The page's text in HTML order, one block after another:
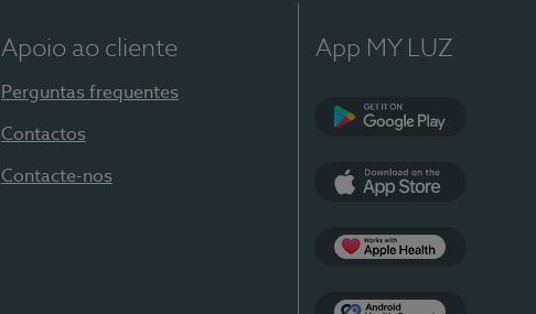
Apoio ao cliente
Perguntas frequentes
Contactos
Contacte-nos
App MY LUZ